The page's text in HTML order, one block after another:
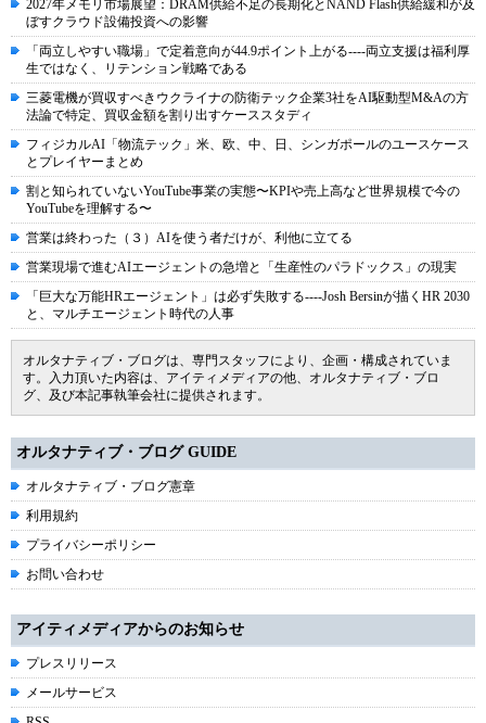
2027年メモリ市場展望：DRAM供給不足の長期化とNAND Flash供給緩和が及
ぼすクラウド設備投資への影響
「両立しやすい職場」で定着意向が44.9ポイント上がる----両立支援は福利厚
生ではなく、リテンション戦略である
三菱電機が買収すべきウクライナの防衛テック企業3社をAI駆動型M&Aの方
法論で特定、買収金額を割り出すケーススタディ
フィジカルAI「物流テック」米、欧、中、日、シンガポールのユースケース
とプレイヤーまとめ
割と知られていないYouTube事業の実態〜KPIや売上高など世界規模で今の
YouTubeを理解する〜
営業は終わった（３）AIを使う者だけが、利他に立てる
営業現場で進むAIエージェントの急増と「生産性のパラドックス」の現実
「巨大な万能HRエージェント」は必ず失敗する----Josh Bersinが描くHR 2030
と、マルチエージェント時代の人事
オルタナティブ・ブログは、専門スタッフにより、企画・構成されていま
す。入力頂いた内容は、アイティメディアの他、オルタナティブ・ブロ
グ、及び本記事執筆会社に提供されます。
オルタナティブ・ブログ GUIDE
オルタナティブ・ブログ憲章
利用規約
プライバシーポリシー
お問い合わせ
アイティメディアからのお知らせ
プレスリリース
メールサービス